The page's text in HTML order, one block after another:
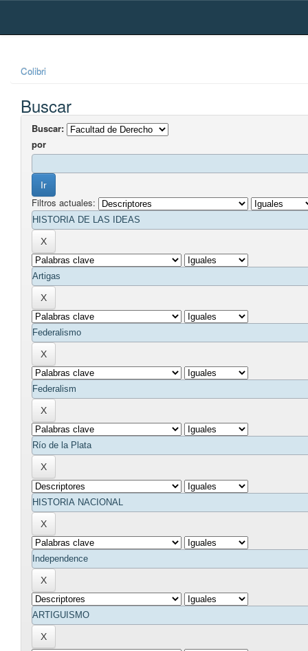
Skip
Colibri
Buscar
Buscar:
por
Filtros actuales: